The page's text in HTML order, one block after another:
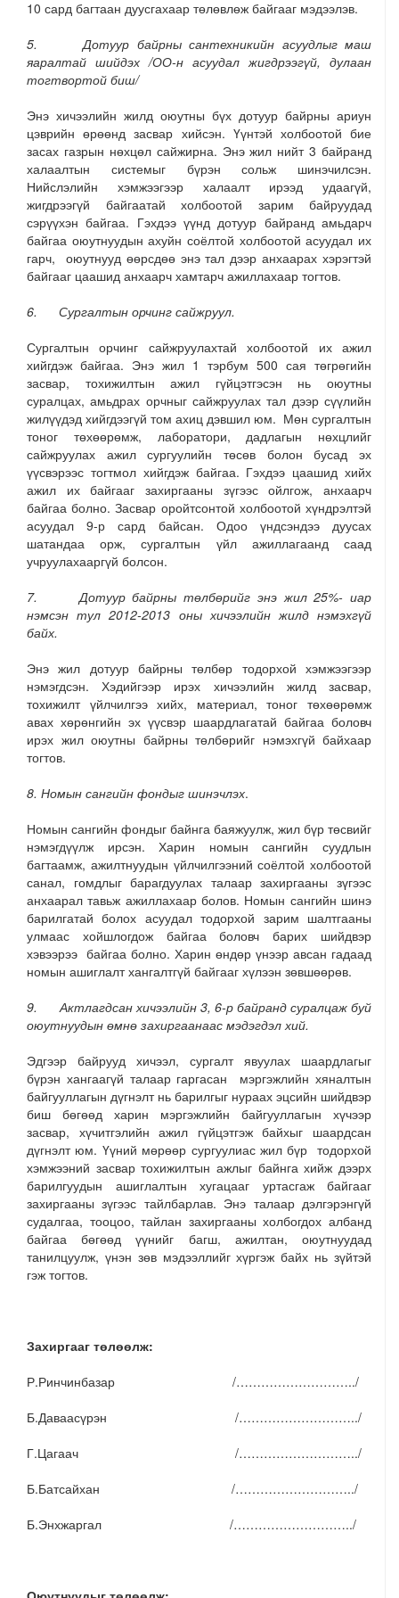
10 сард багтаан дуусгахаар төлөвлөж байгааг мэдээлэв.
5. Дотуур байрны сантехникийн асуудлыг маш
яаралтай шийдэх /ОО-н асуудал жигдрээгүй, дулаан
тогтвортой биш/
Энэ хичээлийн жилд оюутны бүх дотуур байрны ариун
цэврийн өрөөнд засвар хийсэн. Үүнтэй холбоотой бие
засах газрын нөхцөл сайжирна. Энэ жил нийт 3 байранд
халаалтын системыг бүрэн сольж шинэчилсэн.
Нийслэлийн хэмжээгээр халаалт ирээд удаагүй,
жигдрээгүй байгаатай холбоотой зарим байруудад
сэрүүхэн байгаа. Гэхдээ үүнд дотуур байранд амьдарч
байгаа оюутнуудын ахуйн соёлтой холбоотой асуудал их
гарч, оюутнууд өөрсдөө энэ тал дээр анхаарах хэрэгтэй
байгааг цаашид анхаарч хамтарч ажиллахаар тогтов.
6. Сургалтын орчинг сайжруул.
Сургалтын орчинг сайжруулахтай холбоотой их ажил
хийгдэж байгаа. Энэ жил 1 тэрбум 500 сая төгрөгийн
засвар, тохижилтын ажил гүйцэтгэсэн нь оюутны
суралцах, амьдрах орчныг сайжруулах тал дээр сүүлийн
жилүүдэд хийгдээгүй том ахиц дэвшил юм. Мөн сургалтын
тоног төхөөрөмж, лаборатори, дадлагын нөхцлийг
сайжруулах ажил сургуулийн төсөв болон бусад эх
үүсвэрээс тогтмол хийгдэж байгаа. Гэхдээ цаашид хийх
ажил их байгааг захиргааны зүгээс ойлгож, анхаарч
байгаа болно. Засвар оройтсонтой холбоотой хүндрэлтэй
асуудал 9-р сард байсан. Одоо үндсэндээ дуусах
шатандаа орж, сургалтын үйл ажиллагаанд саад
учруулахааргүй болсон.
7. Дотуур байрны төлбөрийг энэ жил 25%- иар
нэмсэн тул 2012-2013 оны хичээлийн жилд нэмэхгүй
байх.
Энэ жил дотуур байрны төлбөр тодорхой хэмжээгээр
нэмэгдсэн. Хэдийгээр ирэх хичээлийн жилд засвар,
тохижилт үйлчилгээ хийх, материал, тоног төхөөрөмж
авах хөрөнгийн эх үүсвэр шаардлагатай байгаа боловч
ирэх жил оюутны байрны төлбөрийг нэмэхгүй байхаар
тогтов.
8. Номын сангийн фондыг шинэчлэх.
Номын сангийн фондыг байнга баяжуулж, жил бүр төсвийг
нэмэгдүүлж ирсэн. Харин номын сангийн суудлын
багтаамж, ажилтнуудын үйлчилгээний соёлтой холбоотой
санал, гомдлыг барагдуулах талаар захиргааны зүгээс
анхаарал тавьж ажиллахаар болов. Номын сангийн шинэ
барилгатай болох асуудал тодорхой зарим шалтгааны
улмаас хойшлогдож байгаа боловч барих шийдвэр
хэвээрээ байгаа болно. Харин өндөр үнээр авсан гадаад
номын ашиглалт хангалтгүй байгааг хүлээн зөвшөөрөв.
9. Актлагдсан хичээлийн 3, 6-р байранд суралцаж буй
оюутнуудын өмнө захиргаанаас мэдэгдэл хий.
Эдгээр байрууд хичээл, сургалт явуулах шаардлагыг
бүрэн хангаагүй талаар гаргасан мэргэжлийн хяналтын
байгууллагын дүгнэлт нь барилгыг нураах эцсийн шийдвэр
биш бөгөөд харин мэргэжлийн байгууллагын хүчээр
засвар, хүчитгэлийн ажил гүйцэтгэж байхыг шаардсан
дүгнэлт юм. Үүний мөрөөр сургуулиас жил бүр тодорхой
хэмжээний засвар тохижилтын ажлыг байнга хийж дээрх
барилгуудын ашиглалтын хугацааг уртасгаж байгааг
захиргааны зүгээс тайлбарлав. Энэ талаар дэлгэрэнгүй
судалгаа, тооцоо, тайлан захиргааны холбогдох албанд
байгаа бөгөөд үүнийг багш, ажилтан, оюутнуудад
танилцуулж, үнэн зөв мэдээллийг хүргэж байх нь зүйтэй
гэж тогтов.
Захиргааг төлөөлж:
Р.Ринчинбазар /………………………../
Б.Даваасүрэн /………………………../
Г.Цагаач /………………………../
Б.Батсайхан /………………………../
Б.Энхжаргал /………………………../